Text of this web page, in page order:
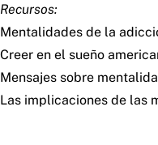
Recursos:
Mentalidades de la
Creer en el sueño
Mensajes sobre
Las implicaciones de las